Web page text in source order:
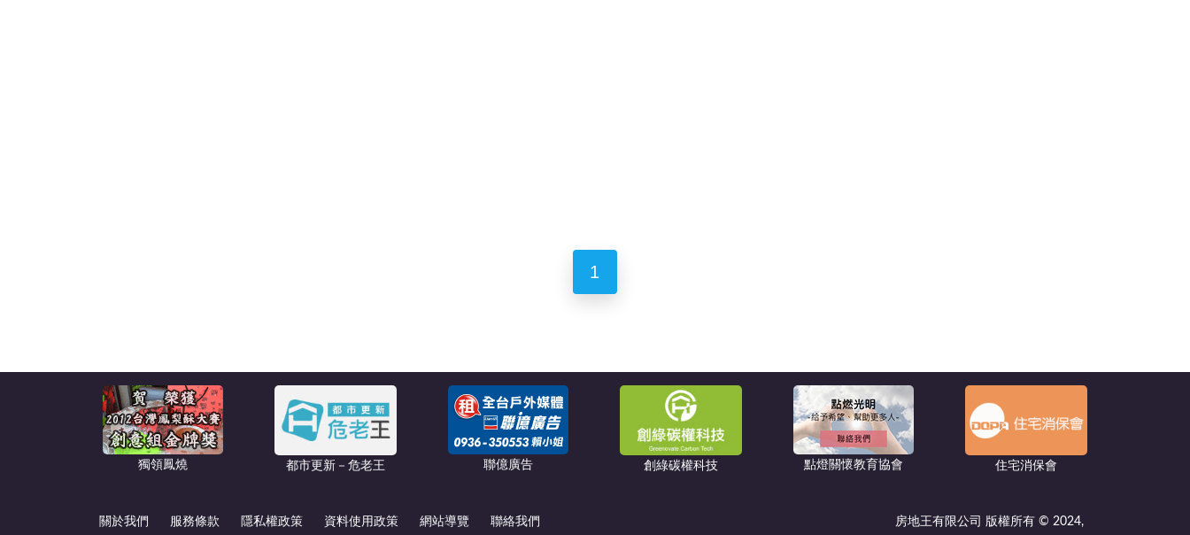
1
獨領鳳燒 都市更新－危老王 聯億廣告 創綠碳權科技 點燈關懷教育協會 住宅消保會
關於我們 服務條款 隱私權政策 資料使用政策 網站導覽 聯絡我們 房地王有限公司 版權所有 © 2024,